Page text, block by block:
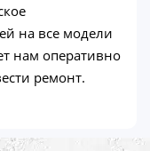
на все модели
нам оперативно
ремонт.